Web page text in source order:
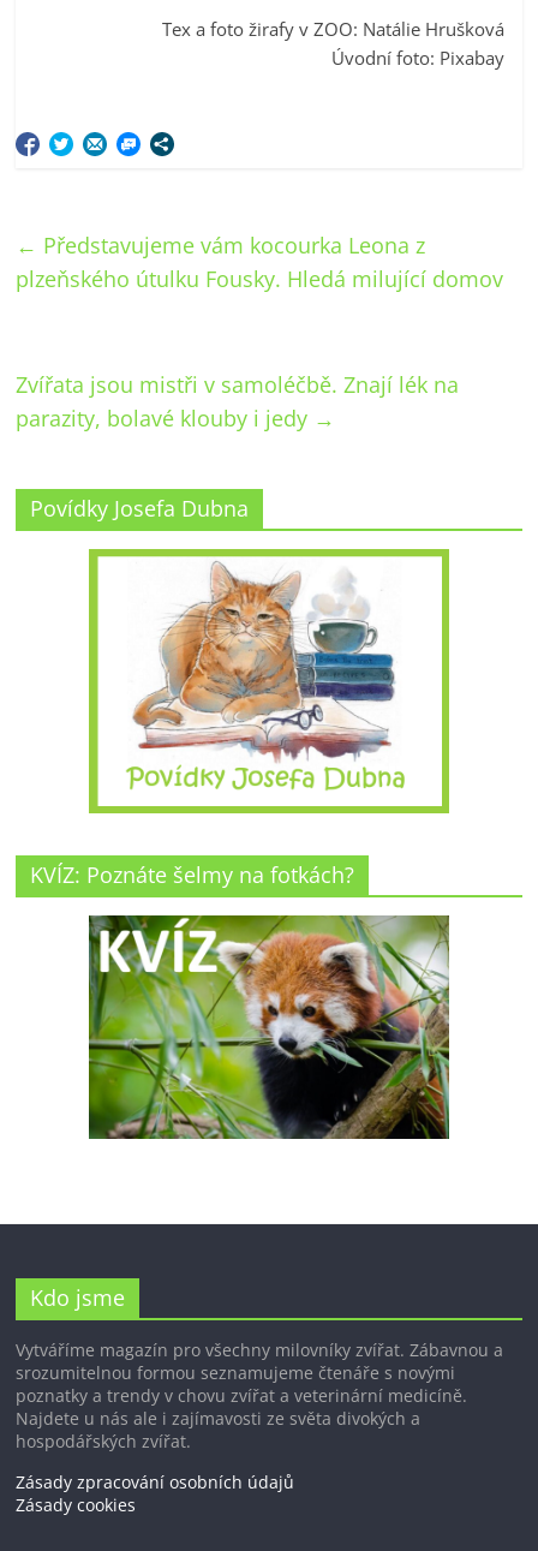
Tex a foto žirafy v ZOO: Natálie Hrušková
Úvodní foto: Pixabay
← Představujeme vám kocourka Leona z
plzeňského útulku Fousky. Hledá milující domov
Zvířata jsou mistři v samoléčbě. Znají lék na
parazity, bolavé klouby i jedy →
Povídky Josefa Dubna
KVÍZ: Poznáte šelmy na fotkách?
Kdo jsme
Vytváříme magazín pro všechny milovníky zvířat. Zábavnou a
srozumitelnou formou seznamujeme čtenáře s novými
poznatky a trendy v chovu zvířat a veterinární medicíně.
Najdete u nás ale i zajímavosti ze světa divokých a
hospodářských zvířat.
Zásady zpracování osobních údajů
Zásady cookies